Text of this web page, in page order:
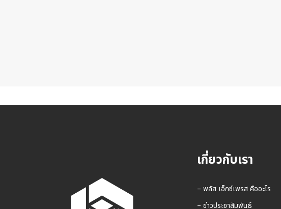
เกี่ยวกับเรา
– พลัส เอ็กซ์เพรส คืออะไร
– ข่าวประชาสัมพันธ์